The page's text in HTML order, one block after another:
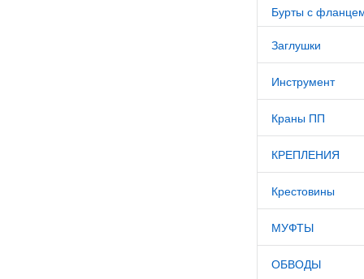
Бурты с
Заглушки
Инструмент
Краны ПП
КРЕПЛЕНИЯ
Крестовины
МУФТЫ
ОБВОДЫ